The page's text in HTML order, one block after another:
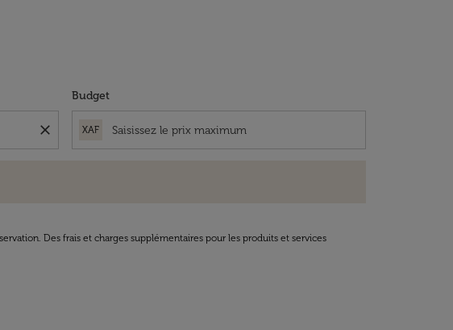
close
Budget
XAF
Des frais et charges supplémentaires pour les produits et services